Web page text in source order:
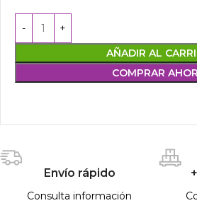
AÑADIR AL
COMPRAR
Envío rápido
Consulta información